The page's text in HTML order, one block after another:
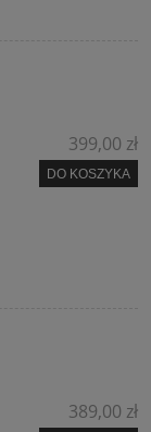
399,00 zł
DO KOSZYKA
389,00 zł